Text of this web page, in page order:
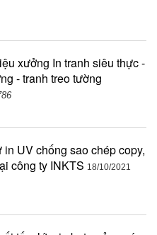
xưởng In tranh siêu thực -
- tranh treo tường
in UV chống sao chép copy,
công ty INKTS 18/10/2021